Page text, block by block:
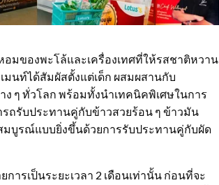
อมของพะโล้และเครื่องเทศที่ให้รสชาติหวาน
มนท์ได้สัมผัสตั้งแต่เด็ก ผสมผสานกับ
ง ๆ ทั่วโลก พร้อมทั้งนำเทคนิคพิเศษในการ
ถรับประทานคู่กับข้าวสวยร้อน ๆ ข้าวมัน
มบูรณ์แบบยิ่งขึ้นด้วยการรับประทานคู่กับผัด
ารเป็นระยะเวลา 2 เดือนเท่านั้น ก่อนที่จะ